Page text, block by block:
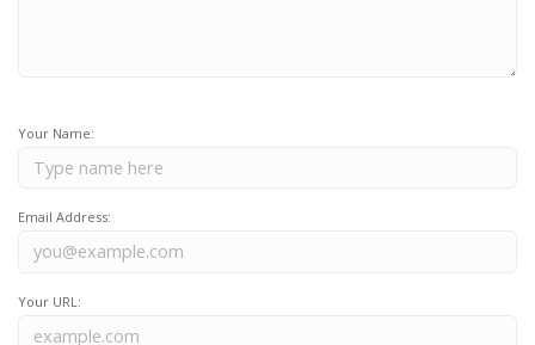
Your Name:
Email Address:
Your URL: